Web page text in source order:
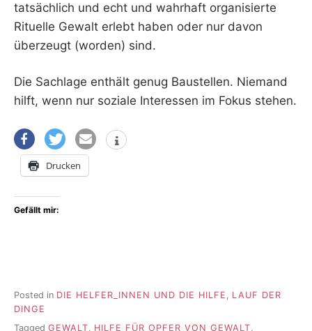
tatsächlich und echt und wahrhaft organisierte
Rituelle Gewalt erlebt haben oder nur davon
überzeugt (worden) sind.
Die Sachlage enthält genug Baustellen. Niemand
hilft, wenn nur soziale Interessen im Fokus stehen.
Drucken
Gefällt mir:
Posted in DIE HELFER_INNEN UND DIE HILFE , LAUF DER
DINGE
Tagged GEWALT HILFE FÜR OPFER VON GEWALT